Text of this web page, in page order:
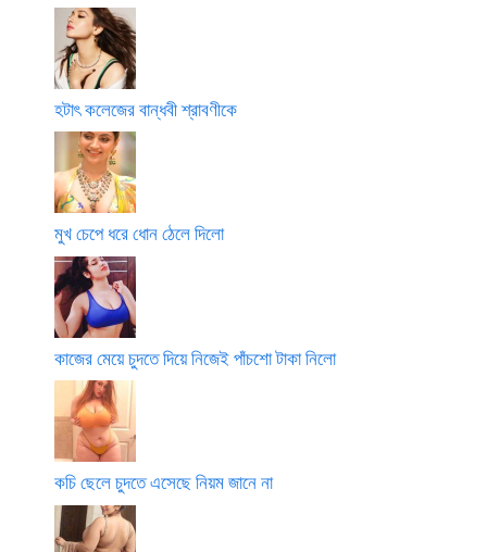
হটাৎ কলেজের বান্ধবী শ্রাবণীকে
মুখ চেপে ধরে ধোন ঠেলে দিলো
কাজের মেয়ে চুদতে দিয়ে নিজেই পাঁচশো টাকা নিলো
কচি ছেলে চুদতে এসেছে নিয়ম জানে না